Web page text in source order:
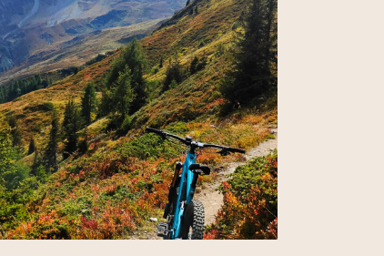
Verbier – Suisse
26 septembre 2024 – par Julien Carretta